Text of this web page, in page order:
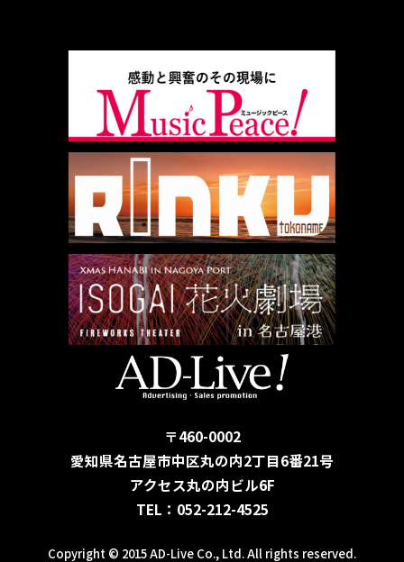
〒460-0002
愛知県名古屋市中区丸の内2丁目6番21号
アクセス丸の内ビル6F
TEL：052-212-4525
Copyright © 2015 AD-Live Co., Ltd. All rights reserved.